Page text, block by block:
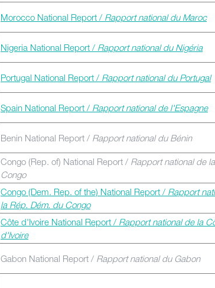
Morocco National Report / Rapport national du Maroc
Nigeria National Report / Rapport national du Nigéria
Portugal National Report / Rapport national du Portugal
Spain National Report / Rapport national de l'Espagne
Benin National Report / Rapport national du Bénin
Congo (Rep. of) National Report / Rapport national de
Congo
Congo (Dem. Rep. of the) National Report / Rapport
la Rép. Dém. du Congo
Côte d'Ivoire National Report / Rapport national de la
d'Ivoire
Gabon National Report / Rapport national du Gabon